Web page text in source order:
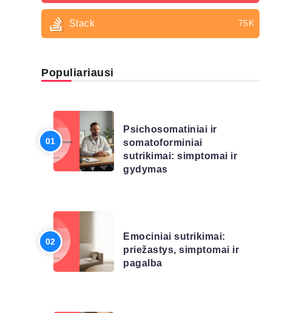
Stack 75K
Populiariausi
Psichosomatiniai ir
somatoforminiai
sutrikimai: simptomai ir
gydymas
Emociniai sutrikimai:
priežastys, simptomai ir
pagalba